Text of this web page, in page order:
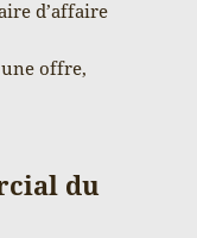
d’affaire
offre,
du